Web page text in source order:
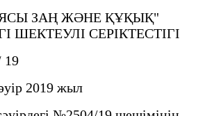
ЗАҢ ЖӘНЕ ҚҰҚЫҚ"
ШЕКТЕУЛІ СЕРІКТЕСТІГІ
19
2019 жыл